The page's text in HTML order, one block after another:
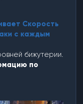
Скорость
с каждым
бижутерии.
по